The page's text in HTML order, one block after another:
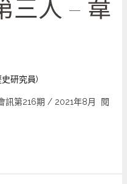
三人 – 韋
研究員)
訊第216期 / 2021年8月 閱